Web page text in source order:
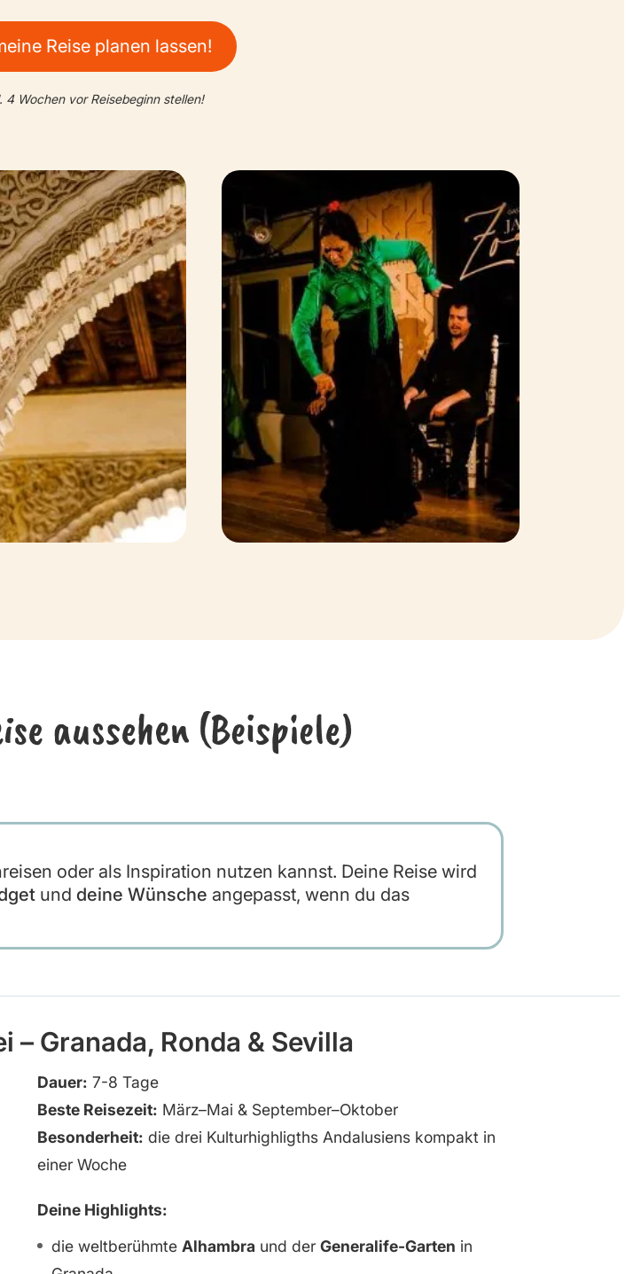
Reise planen lassen!
4 Wochen vor Reisebeginn stellen!
aussehen (Beispiele)
oder als Inspiration nutzen kannst. Deine Reise wird
und deine Wünsche angepasst, wenn du das
– Granada, Ronda & Sevilla
Dauer: 7-8 Tage
Beste Reisezeit: März–Mai & September–Oktober
Besonderheit: die drei Kulturhighligths Andalusiens kompakt in
einer Woche
Deine Highlights:
die weltberühmte Alhambra und der Generalife-Garten in